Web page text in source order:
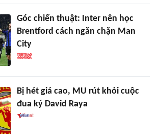
Góc chiến thuật: Inter nên học
Brentford cách ngăn chặn Man
City
Bị hét giá cao, MU rút khỏi cuộc
đua ký David Raya